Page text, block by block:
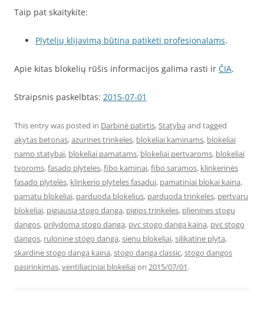
Taip pat skaitykite:
Plytelių klijavimą būtina patikėti profesionalams.
Apie kitas blokelių rūšis informacijos galima rasti ir ČIA.
Straipsnis paskelbtas: 2015-07-01
This entry was posted in Darbinė patirtis,Statyba and tagged
akytas betonas,azurines trinkeles, blokeliai kaminams, blokeliai
namo statybai, blokeliai pamatams, blokeliai pertvaroms, blokeliai
tvoroms,fasado plyteles,fibo kaminai,fibo saramos, klinkerinės
fasado plytelės, klinkerio plyteles fasadui, pamatiniai blokai kaina,
pamatu blokeliai, parduoda blokelius, parduoda trinkeles, pertvaru
blokeliai, pigiausia stogo danga, pigios trinkeles, plienines stogu
dangos, prilydoma stogo danga, pvc stogo danga kaina, pvc stogo
dangos, rulonine stogo danga,sienu blokeliai,silikatine plyta,
skardine stogo danga kaina,stogo danga classic,stogo dangos
pasirinkimas,ventiliaciniai blokeliaion 2015/07/01.